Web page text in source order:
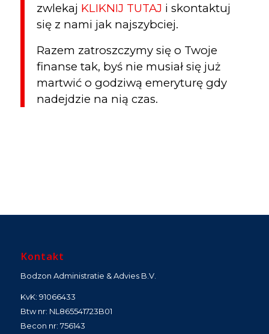
zwlekaj KLIKNIJ TUTAJ i skontaktuj
się z nami jak najszybciej.
Razem zatroszczymy się o Twoje
finanse tak, byś nie musiał się już
martwić o godziwą emeryturę gdy
nadejdzie na nią czas.
Kontakt
Bodzon Administratie & Advies B.V.
KvK: 91066433
Btw nr: NL865541723B01
Becon nr: 756143